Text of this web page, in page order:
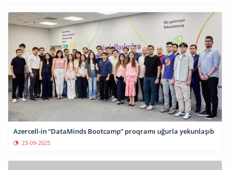
Azercell-in “DataMinds Bootcamp” proqramı uğurla yekunlaşıb
23-09-2025